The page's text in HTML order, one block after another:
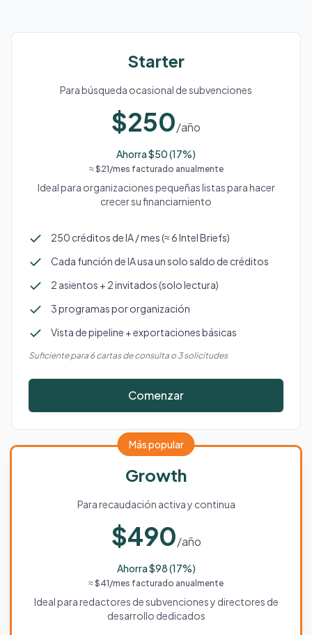
Starter
Para búsqueda ocasional de subvenciones
$250/año
Ahorra $50 (17%)
≈ $21/mes facturado anualmente
Ideal para organizaciones pequeñas listas para hacer
crecer su financiamiento
250 créditos de IA / mes (≈ 6 Intel Briefs)
Cada función de IA usa un solo saldo de créditos
2 asientos + 2 invitados (solo lectura)
3 programas por organización
Vista de pipeline + exportaciones básicas
Suficiente para 6 cartas de consulta o 3 solicitudes
Comenzar
Más popular
Growth
Para recaudación activa y continua
$490/año
Ahorra $98 (17%)
≈ $41/mes facturado anualmente
Ideal para redactores de subvenciones y directores de
desarrollo dedicados